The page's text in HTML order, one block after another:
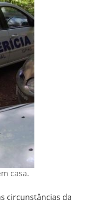
casa.
circunstâncias da